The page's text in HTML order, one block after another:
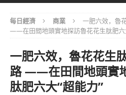
每日經濟 商業
一肥六效，魯
——在田間地頭實地探訪魯花花生肽肥六
一肥六效，魯花花生
路 ——在田間地頭實
肽肥六大“超能力”